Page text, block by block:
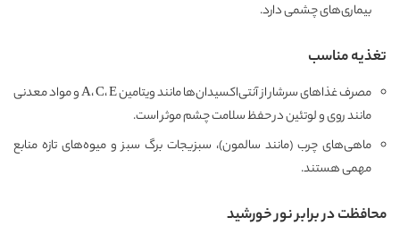
بیماری‌های چشمی دارد.
تغذیه مناسب
مصرف غذاهای سرشار از آنتی‌اکسیدان‌ها مانند ویتامین A، C، E و مواد معدنی
مانند روی و لوتئین در حفظ سلامت چشم موثر است.
ماهی‌های چرب (مانند سالمون)، سبزیجات برگ سبز و میوه‌های تازه منابع
مهمی هستند.
محافظت در برابر نور خورشید